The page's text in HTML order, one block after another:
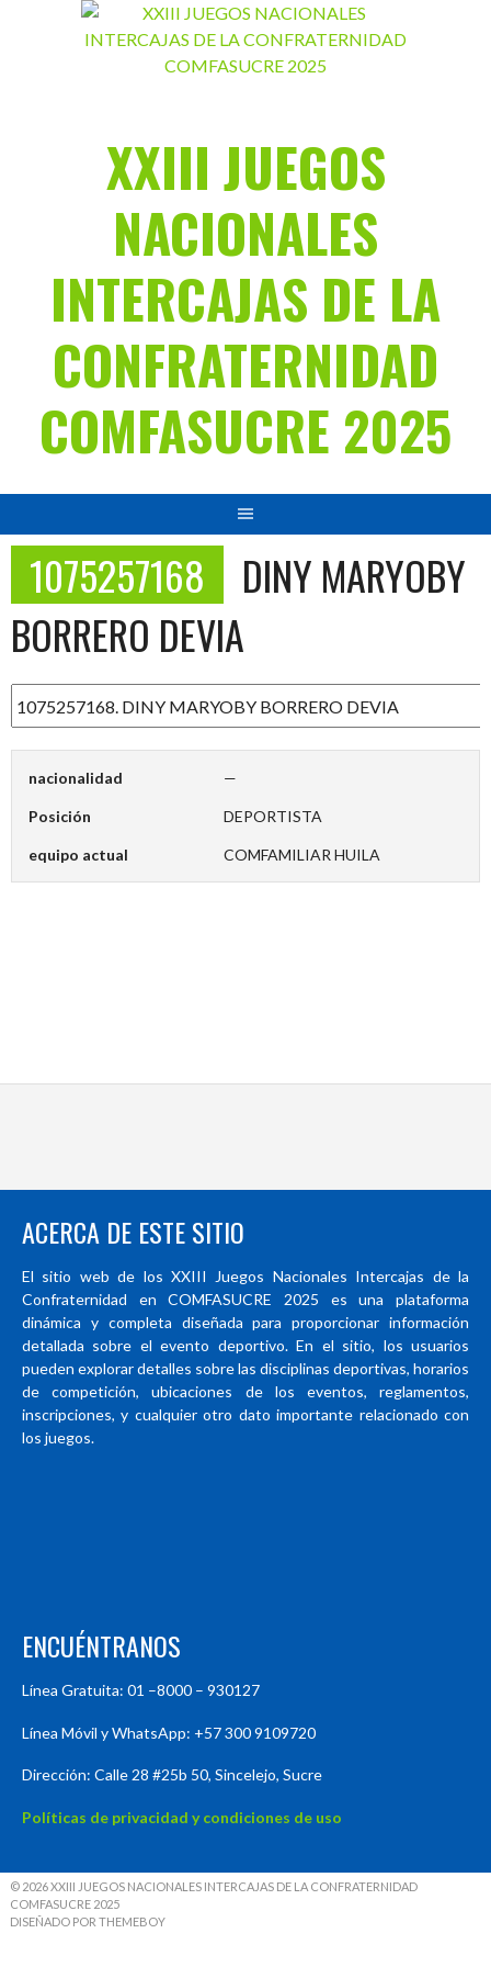
XXIII JUEGOS
NACIONALES
INTERCAJAS DE LA
CONFRATERNIDAD
COMFASUCRE 2025
1075257168
DINY MARYOBY
BORRERO DEVIA
nacionalidad —
Posición DEPORTISTA
equipo actual COMFAMILIAR HUILA
ACERCA DE ESTE SITIO
El sitio web de los XXIII Juegos Nacionales Intercajas de la
Confraternidad en COMFASUCRE 2025 es una plataforma
dinámica y completa diseñada para proporcionar información
detallada sobre el evento deportivo. En el sitio, los usuarios
pueden explorar detalles sobre las disciplinas deportivas, horarios
de competición, ubicaciones de los eventos, reglamentos,
inscripciones, y cualquier otro dato importante relacionado con
los juegos.
ENCUÉNTRANOS
Línea Gratuita: 01 –8000 – 930127
Línea Móvil y WhatsApp: +57 300 9109720
Dirección: Calle 28 #25b 50, Sincelejo, Sucre
Políticas de privacidad y condiciones de uso
© 2026 XXIII JUEGOS NACIONALES INTERCAJAS DE LA CONFRATERNIDAD
COMFASUCRE 2025
DISEÑADO POR THEMEBOY